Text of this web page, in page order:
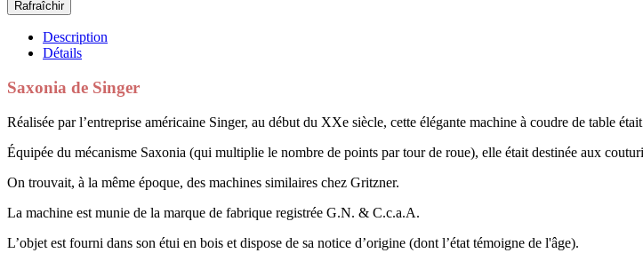
Description
Détails
Saxonia de Singer
Réalisée par l’entreprise américaine Singer, au début du XXe siècle, cette élégante machine à coudre de table
Équipée du mécanisme Saxonia (qui multiplie le nombre de points par tour de roue), elle était destinée aux
On trouvait, à la même époque, des machines similaires chez Gritzner.
La machine est munie de la marque de fabrique registrée G.N. & C.c.a.A.
L’objet est fourni dans son étui en bois et dispose de sa notice d’origine (dont l’état témoigne de l'âge).